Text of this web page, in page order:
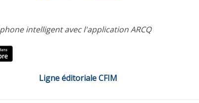
intelligent avec l'application ARCQ
Ligne éditoriale CFIM